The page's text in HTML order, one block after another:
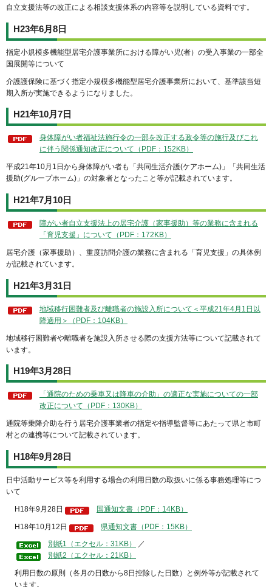
自立支援法等の改正による相談支援体系の内容等を説明している資料です。
H23年6月8日
指定小規模多機能型居宅介護事業所における障がい児(者）の受入事業の一部全
国展開等について
介護護保険に基づく指定小規模多機能型居宅介護事業所において、基準該当短
期入所が実施できるようになりました。
H21年10月7日
身体障がい者福祉法施行令の一部を改正する政令等の施行及びこれ
に伴う関係通知改正について（PDF：152KB）
平成21年10月1日から身体障がい者も「共同生活介護(ケアホーム)」「共同生活
援助(グループホーム)」の対象者となったこと等が記載されています。
H21年7月10日
障がい者自立支援法上の居宅介護（家事援助）等の業務に含まれる
「育児支援」について（PDF：172KB）
居宅介護（家事援助）、重度訪問介護の業務に含まれる「育児支援」の具体例
が記載されています。
H21年3月31日
地域移行困難者及び離職者の施設入所について＜平成21年4月1日以
降適用＞（PDF：104KB）
地域移行困難者や離職者を施設入所させる際の支援方法等について記載されて
います。
H19年3月28日
「通院のための乗車又は降車の介助」の適正な実施についての一部
改正について（PDF：130KB）
通院等乗降介助を行う居宅介護事業者の指定や指導監督等にあたって県と市町
村との連携等について記載されています。
H18年9月28日
日中活動サービス等を利用する場合の利用日数の取扱いに係る事務処理等につ
いて
H18年9月28日 国通知文書（PDF：14KB）
H18年10月12日 県通知文書（PDF：15KB）
別紙1（エクセル：31KB）
／
別紙2（エクセル：21KB）
利用日数の原則（各月の日数から8日控除した日数）と例外等が記載されて
います。